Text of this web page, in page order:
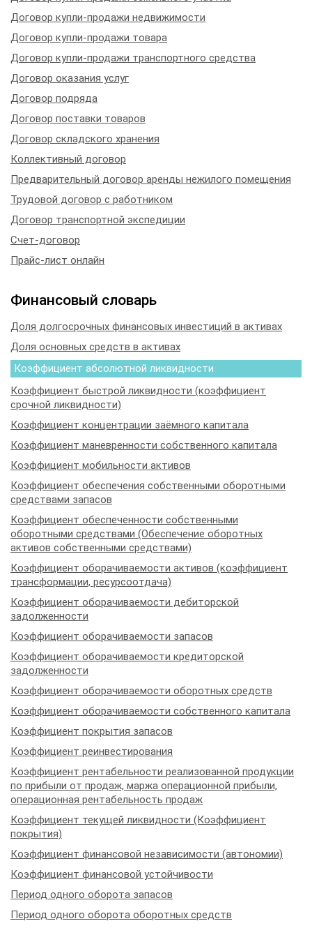
Договор купли-продажи недвижимости
Договор купли-продажи товара
Договор купли-продажи транспортного средства
Договор оказания услуг
Договор подряда
Договор поставки товаров
Договор складского хранения
Коллективный договор
Предварительный договор аренды нежилого помещения
Трудовой договор с работником
Договор транспортной экспедиции
Счет-договор
Прайс-лист онлайн
Финансовый словарь
Доля долгосрочных финансовых инвестиций в активах
Доля основных средств в активах
Коэффициент абсолютной ликвидности
Коэффициент быстрой ликвидности (коэффициент
срочной ликвидности)
Коэффициент концентрации заёмного капитала
Коэффициент маневренности собственного капитала
Коэффициент мобильности активов
Коэффициент обеспечения собственными оборотными
средствами запасов
Коэффициент обеспеченности собственными
оборотными средствами (Обеспечение оборотных
активов собственными средствами)
Коэффициент оборачиваемости активов (коэффициент
трансформации, ресурсоотдача)
Коэффициент оборачиваемости дебиторской
задолженности
Коэффициент оборачиваемости запасов
Коэффициент оборачиваемости кредиторской
задолженности
Коэффициент оборачиваемости оборотных средств
Коэффициент оборачиваемости собственного капитала
Коэффициент покрытия запасов
Коэффициент реинвестирования
Коэффициент рентабельности реализованной продукции
по прибыли от продаж, маржа операционной прибыли,
операционная рентабельность продаж
Коэффициент текущей ликвидности (Коэффициент
покрытия)
Коэффициент финансовой независимости (автономии)
Коэффициент финансовой устойчивости
Период одного оборота запасов
Период одного оборота оборотных средств